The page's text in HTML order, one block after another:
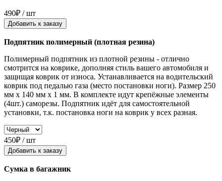
490₽ / шт
Добавить к заказу
Подпятник полимерный (плотная резина)
Полимерный подпятник из плотной резины - отлично
смотрится на коврике, дополняя стиль вашего автомобиля и
защищая коврик от износа. Устанавливается на водительский
коврик под педалью газа (место постановки ноги). Размер 250
мм x 140 мм x 1 мм. В комплекте идут крепёжные элементы
(4шт.) саморезы. Подпятник идёт для самостоятельной
установки, т.к. постановка ноги на коврик у всех разная.
450₽ / шт
Добавить к заказу
Сумка в багажник